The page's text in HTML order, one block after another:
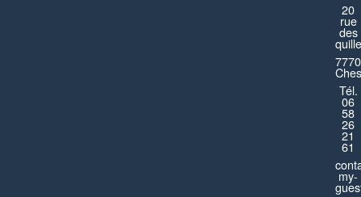
20
rue
des
Tél.
06
58
26
21
61
my-